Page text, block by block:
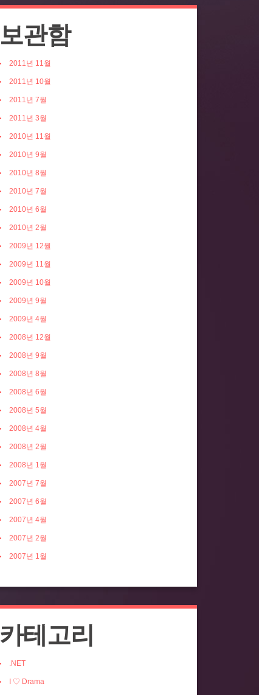
보관함
2011년 11월
2011년 10월
2011년 7월
2011년 3월
2010년 11월
2010년 9월
2010년 8월
2010년 7월
2010년 6월
2010년 2월
2009년 12월
2009년 11월
2009년 10월
2009년 9월
2009년 4월
2008년 12월
2008년 9월
2008년 8월
2008년 6월
2008년 5월
2008년 4월
2008년 2월
2008년 1월
2007년 7월
2007년 6월
2007년 4월
2007년 2월
2007년 1월
카테고리
.NET
I ♡ Drama